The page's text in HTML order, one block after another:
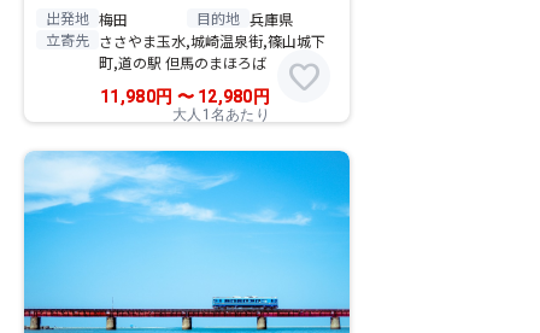
出発地 梅田 目的地 兵庫県
立寄先 ささやま玉水,城崎温泉街,篠山城下
町,道の駅 但馬のまほろば
11,980円 〜12,980 円
大人1名あたり
favorite